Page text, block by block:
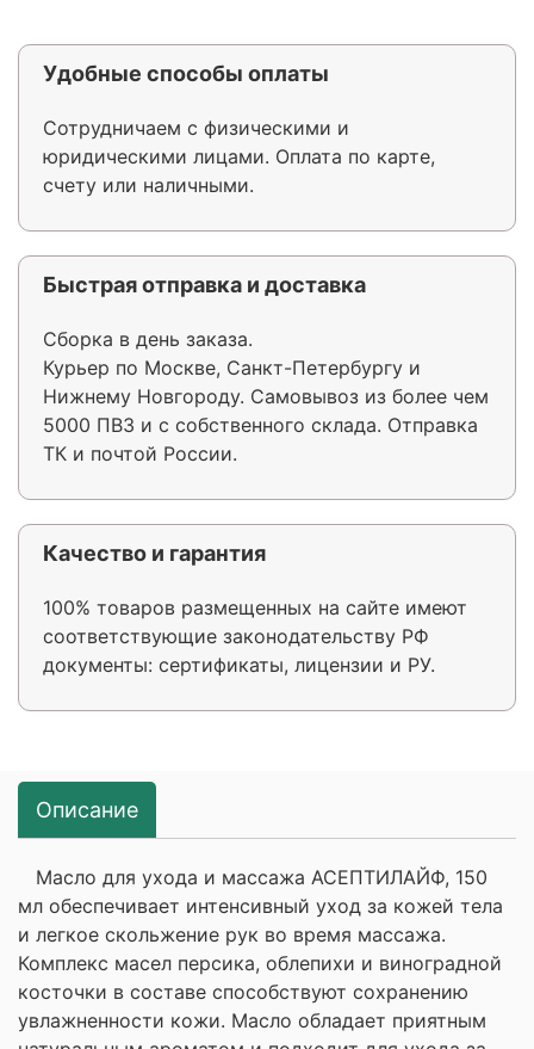
Удобные способы оплаты
Сотрудничаем с физическими и
юридическими лицами. Оплата по карте,
счету или наличными.
Быстрая отправка и доставка
Сборка в день заказа.
Курьер по Москве, Санкт-Петербургу и
Нижнему Новгороду. Самовывоз из более чем
5000 ПВЗ и с собственного склада. Отправка
ТК и почтой России.
Качество и гарантия
100% товаров размещенных на сайте имеют
соответствующие законодательству РФ
документы: сертификаты, лицензии и РУ.
Описание
Масло для ухода и массажа АСЕПТИЛАЙФ, 150
мл обеспечивает интенсивный уход за кожей тела
и легкое скольжение рук во время массажа.
Комплекс масел персика, облепихи и виноградной
косточки в составе способствуют сохранению
увлажненности кожи. Масло обладает приятным